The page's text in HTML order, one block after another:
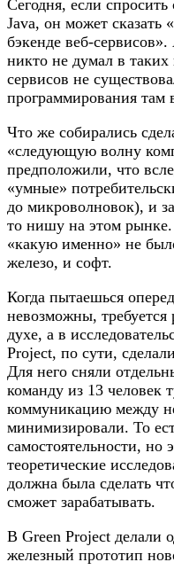
Сегодня, если
Java, он может сказать
бэкенде веб-
никто не думал в
сервисов не
программирования там
Что же собирались
«следующую волну
предположили, что
«умные»
до микроволновок), и
то нишу на этом
«какую именно» не
железо, и софт.
Когда пытаешься
невозможны, требуется
духе, а в
Project, по сути,
Для него сняли
команду из 13 человек
коммуникацию между
минимизировали. То
самостоятельности, но
теоретические
должна была сделать
сможет зарабатывать.
В Green Project делали
железный прототип